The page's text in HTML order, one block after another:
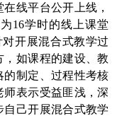
线平台公开上线，
16学时的线上课堂
开展混合式教学过
如课程的建设、教
制定、过程性考核
表示受益匪浅，深
自己开展混合式教学